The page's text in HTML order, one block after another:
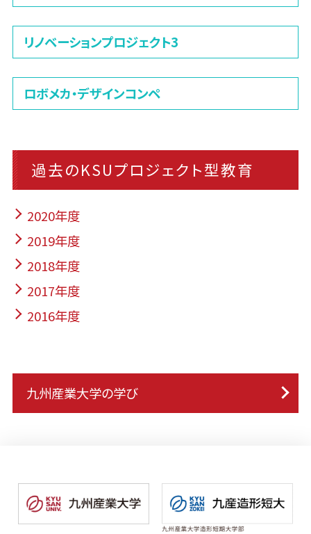
リノベーションプロジェクト3
ロボメカ・デザインコンペ
過去のKSUプロジェクト型教育
2020年度
2019年度
2018年度
2017年度
2016年度
九州産業大学の学び